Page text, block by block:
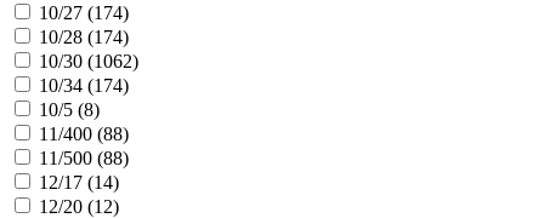
10/27 (174)
10/28 (174)
10/30 (1062)
10/34 (174)
10/5 (8)
11/400 (88)
11/500 (88)
12/17 (14)
12/20 (12)